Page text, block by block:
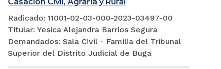
Radicado: 11001-02-03-000-2023-03497-00
Titular: Yesica Alejandra Barrios Segura
Demandados: Sala Civil - Familia del Tribunal
Superior del Distrito Judicial de Buga